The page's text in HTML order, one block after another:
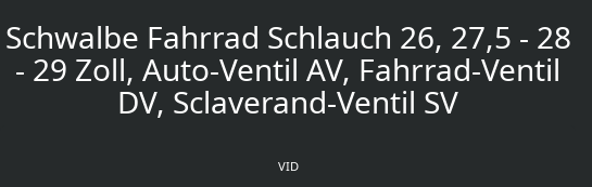
Schwalbe Fahrrad Schlauch 26, 27,5 - 28
- 29 Zoll, Auto-Ventil AV, Fahrrad-Ventil
DV, Sclaverand-Ventil SV
VID